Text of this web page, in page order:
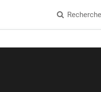
Recherche